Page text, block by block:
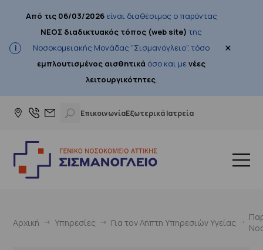
Από τις 06/03/2026είναι διαθέσιμος ο παρόντας
ΝΕΟΣ διαδικτυακός τόπος (web site) της
Νοσοκομειακής Μονάδας "Σισμανόγλειο", τόσο
εμπλουτισμένος αισθητικά όσο και μενέες
λειτουργικότητες.
×
ΕπικοινωνίαΕξωτερικά Ιατρεία
Αρχική Υπηρεσίες Για τον Λήπτη Υπηρεσιών Υγείας